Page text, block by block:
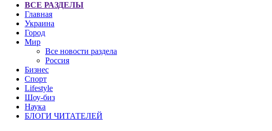
ВСЕ РАЗДЕЛЫ
Главная
Украина
Город
Мир
Все новости раздела
Россия
Бизнес
Спорт
Lifestyle
Шоу-биз
Наука
БЛОГИ ЧИТАТЕЛЕЙ